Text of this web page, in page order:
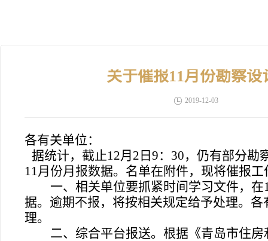
关于催报11月份勘察
2019-12-03
各有关单位：
据统计，截止12月2日9：30，仍有部分勘
11月份月报数据。名单在附件，现将催报
一、相关单位要抓紧时间学习文件，
据。逾期不报，将按相关规定给予处理。
理。
二、综合平台报送。根据《青岛市住